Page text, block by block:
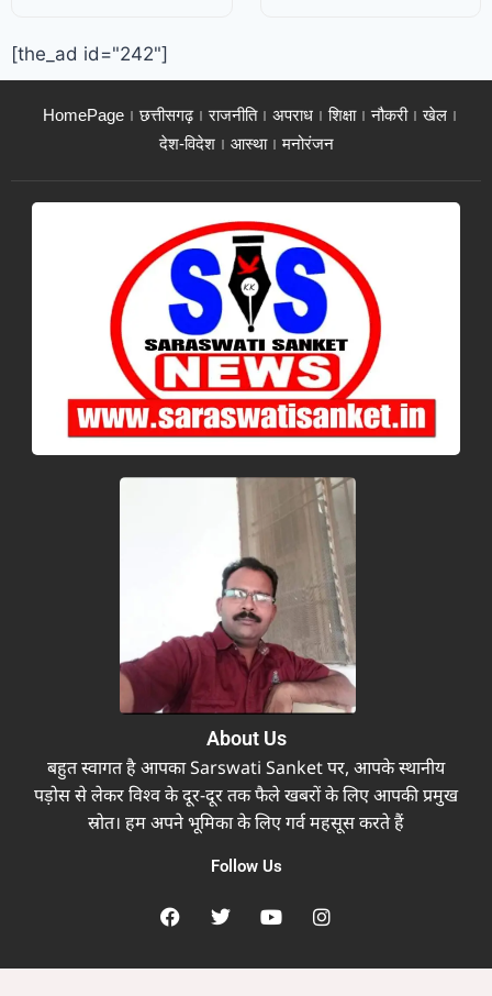
[the_ad id="242"]
HomePage छत्तीसगढ़ राजनीति अपराध शिक्षा नौकरी
खेल
देश-विदेश
आस्था मनोरंजन
About Us
बहुत स्वागत है आपका Sarswati Sanket पर, आपके स्थानीय
पड़ोस से लेकर विश्व के दूर-दूर तक फैले खबरों के लिए आपकी प्रमुख
स्रोत। हम अपने भूमिका के लिए गर्व महसूस करते हैं
Follow Us